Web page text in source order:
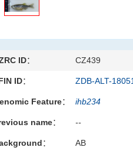
ID： CZ439
ID： ZDB-ALT-
Feature： ihb234
name： --
： AB